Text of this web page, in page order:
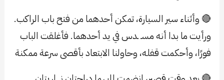
🔴 وأثناء سير السيارة، تمكن أحدهما من فتح باب الراكب.
ورأيت ما بدا أنه مسـ ـدس في يد أحدهما. فأغلقت الباب
فورًا، وأحكمت قفله، وحاولنا الابتعاد بأقصى سرعة ممكنة